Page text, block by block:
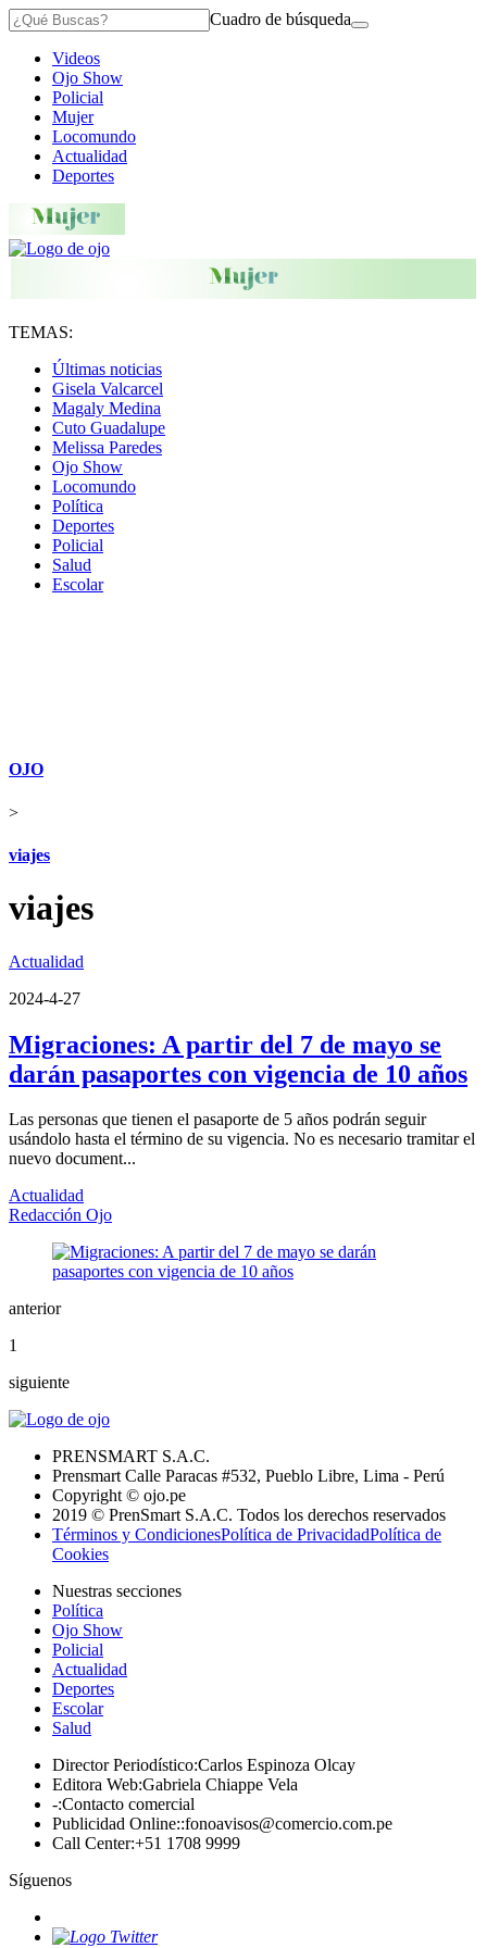
Cuadro de búsqueda
Videos
Ojo Show
Policial
Mujer
Locomundo
Actualidad
Deportes
TEMAS:
Últimas noticias
Gisela Valcarcel
Magaly Medina
Cuto Guadalupe
Melissa Paredes
Ojo Show
Locomundo
Política
Deportes
Policial
Salud
Escolar
OJO
>
viajes
viajes
Actualidad
2024-4-27
Migraciones: A partir del 7 de mayo se
darán pasaportes con vigencia de 10 años
Las personas que tienen el pasaporte de 5 años podrán seguir
usándolo hasta el término de su vigencia. No es necesario tramitar el
nuevo document...
Actualidad
Redacción Ojo
anterior
1
siguiente
PRENSMART S.A.C.
Prensmart Calle Paracas #532, Pueblo Libre, Lima - Perú
Copyright © ojo.pe
2019 © PrenSmart S.A.C. Todos los derechos reservados
Términos y CondicionesPolítica de PrivacidadPolítica de
Cookies
Nuestras secciones
Política
Ojo Show
Policial
Actualidad
Deportes
Escolar
Salud
Director Periodístico:Carlos Espinoza Olcay
Editora Web:Gabriela Chiappe Vela
-:Contacto comercial
Publicidad Online::fonoavisos@comercio.com.pe
Call Center:+51 1708 9999
Síguenos